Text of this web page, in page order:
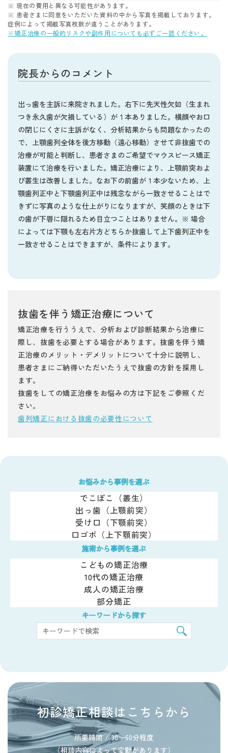
※ 現在の費用と異なる可能性があります。
※ 患者さまに同意をいただいた資料の中から写真を掲載しております。
症例によって掲載写真枚数が違うことがあります。
※矯正治療の一般的リスクや副作用についても必ずご一読ください。
院長からのコメント
出っ歯を主訴に来院されました。右下に先天性欠如（生まれ
つき永久歯が欠損している）が１本ありました。横顔やお口
の閉じにくさに主訴がなく、分析結果からも問題なかったの
で、上顎歯列全体を後方移動（遠心移動）させて非抜歯での
治療が可能と判断し、患者さまのご希望でマウスピース矯正
装置にて治療を行いました。矯正治療により、上顎前突およ
び叢生は改善しました。なお下の前歯が１本少ないため、上
顎歯列正中と下顎歯列正中は残念ながら一致させることはで
きずに写真のような仕上がりになりますが、笑顔のときは下
の歯が下唇に隠れるため目立つことはありません。※ 場合
によっては下顎も左右片方どちらか抜歯して上下歯列正中を
一致させることはできますが、条件によります。
抜歯を伴う矯正治療について
矯正治療を行ううえで、分析および診断結果から治療に
際し、抜歯を必要とする場合があります。抜歯を伴う矯
正治療のメリット・デメリットについて十分に説明し、
患者さまにご納得いただいたうえで抜歯の方針を採用し
ます。
抜歯をしての矯正治療をお悩みの方は下記をご参照くだ
さい。
歯列矯正における抜歯の必要性について
お悩みから事例を選ぶ
でこぼこ（叢生）
出っ歯（上顎前突）
受け口（下顎前突）
口ゴボ（上下顎前突）
施術から事例を選ぶ
こどもの矯正治療
10代の矯正治療
成人の矯正治療
部分矯正
キーワードから探す
初診矯正相談はこちらから
所要時間 / 30〜60分程度
（相談内容によって変動があります）